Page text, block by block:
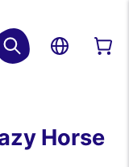
Horse